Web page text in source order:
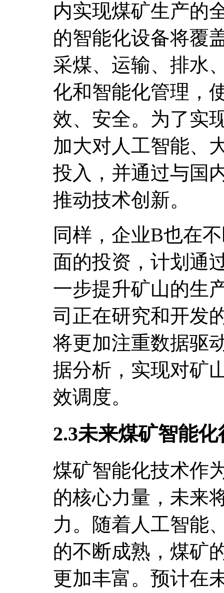
内实现煤矿生产的
的智能化设备将覆
采煤、运输、排水
化和智能化管理，
效、安全。为了实
加大对人工智能、
投入，并通过与国
推动技术创新。
同样，企业B也在
面的投资，计划通
一步提升矿山的生
司正在研究和开发
将更加注重数据驱
据分析，实现对矿
效调度。
2.3未来煤矿智能
煤矿智能化技术作
的核心力量，未来
力。随着人工智能
的不断成熟，煤矿
更加丰富。预计在